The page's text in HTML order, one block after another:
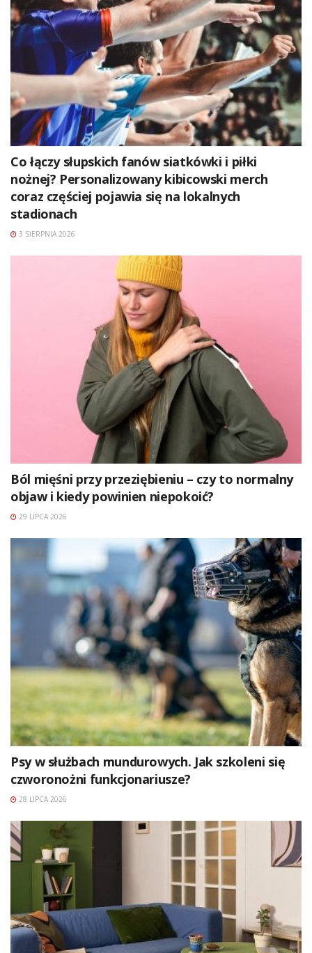
Co łączy słupskich fanów siatkówki i piłki
nożnej? Personalizowany kibicowski merch
coraz częściej pojawia się na lokalnych
stadionach
3 SIERPNIA 2026
Ból mięśni przy przeziębieniu – czy to normalny
objaw i kiedy powinien niepokoić?
29 LIPCA 2026
Psy w służbach mundurowych. Jak szkoleni się
czworonożni funkcjonariusze?
28 LIPCA 2026